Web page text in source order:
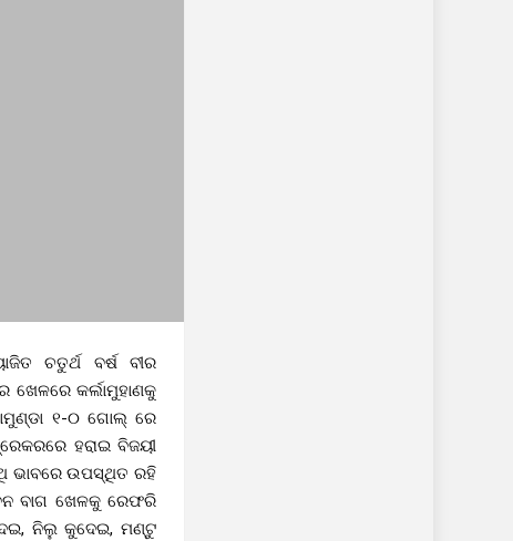
ଚତୁର୍ଥ ବର୍ଷ ବୀର
କର୍ଲାମୁହାଣକୁ
୧-୦ ଗୋଲ୍ ରେ
ହରାଇ ବିଜୟୀ
ଭାବରେ ଉପସ୍ଥିତ ରହି
ବାଗ ଖେଳକୁ ରେଫରି
ନିଲୁ କୁଦେଇ, ମଣ୍ଟୁ